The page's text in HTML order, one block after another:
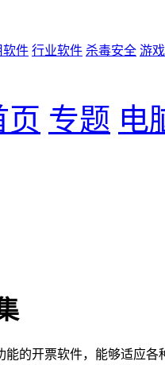
软件 行业软件 杀毒安全 游
页 专题 电
的开票软件，能够适应各